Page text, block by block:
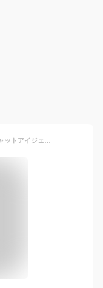
ネイル [ ラローナ ] ホログラフィックキャットアイジェル ( 15色 )( 7ml )ジェルネイル/マグネットジェル/猫目ジェル/ポリッシュジェル/シマーカラー/セルフ